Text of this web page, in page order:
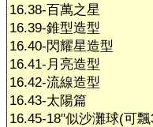
16.38-百萬之星
16.39-錐型造型
16.40-閃耀星造型
16.41-月亮造型
16.42-流線造型
16.43-太陽篇
16.45-18"似沙灘球(可飄